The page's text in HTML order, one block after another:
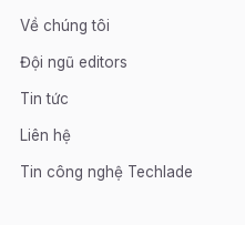
Về chúng tôi
Đội ngũ editors
Tin tức
Liên hệ
Tin công nghệ Techlade